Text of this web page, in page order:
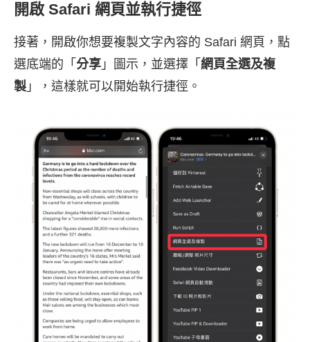
開啟 Safari 網頁並執行捷徑
接著，開啟你想要複製文字內容的 Safari 網頁，點
選底端的「 分享 」圖示，並選擇「 網頁全選及複
製 」，這樣就可以開始執行捷徑。